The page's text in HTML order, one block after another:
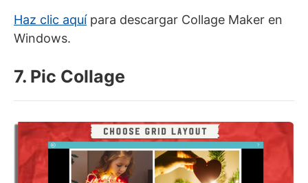
Haz clic aquípara descargar Collage Maker en
Windows.
7. Pic Collage